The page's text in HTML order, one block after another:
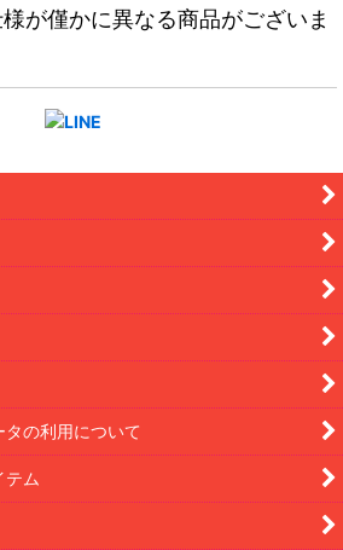
が僅かに異なる商品がございま
の利用について
テム